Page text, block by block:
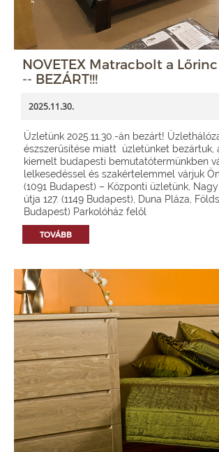
NOVETEX Matracbolt a
-- BEZÁRT!!!
2025.11.30.
Üzletünk 2025.11.30.-án bezárt!
észszerűsítése miatt üzletünket bezártuk,
kiemelt budapesti bemutatótermünkben
lelkesedéssel és szakértelemmel várjuk
(1091 Budapest) – Központi üzletünk,
útja 127. (1149 Budapest), Duna Pláza,
Budapest) Parkolóház felől
TOVÁBB